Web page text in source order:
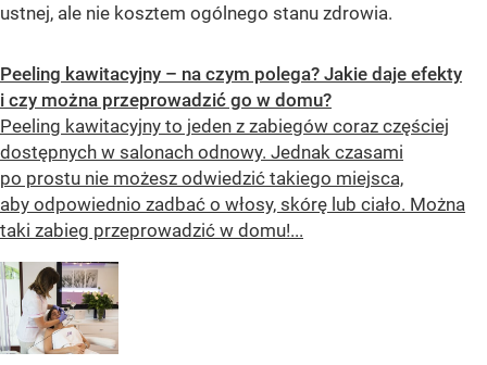
ustnej, ale nie kosztem ogólnego stanu zdrowia.
Peeling kawitacyjny – na czym polega? Jakie daje efekty
i czy można przeprowadzić go w domu?
Peeling kawitacyjny to jeden z zabiegów coraz częściej
dostępnych w salonach odnowy. Jednak czasami
po prostu nie możesz odwiedzić takiego miejsca,
aby odpowiednio zadbać o włosy, skórę lub ciało. Można
taki zabieg przeprowadzić w domu!...